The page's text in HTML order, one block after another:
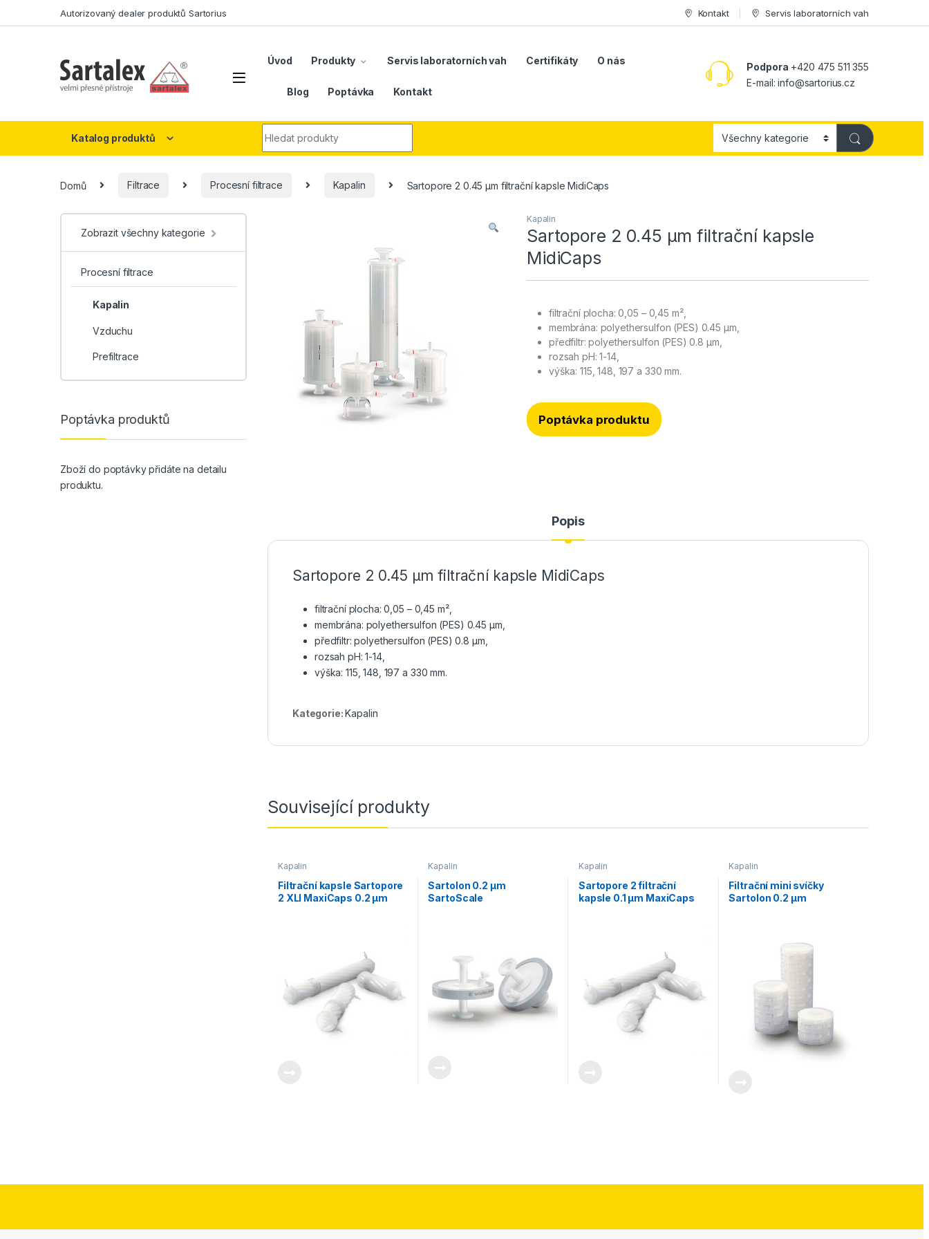
Autorizovaný dealer produktů Sartorius Kontakt Servis laboratorních vah
Úvod Produkty Servis laboratorních vah Certifikáty O nás
Blog Poptávka Kontakt
Podpora +420 475 511 355
E-mail:info@sartorius.cz
Katalog produktů
Domů Filtrace Procesní filtrace Kapalin Sartopore 2 0.45 µm filtrační kapsle MidiCaps
Kapalin
Sartopore 2 0.45 µm filtrační kapsle
MidiCaps
filtrační plocha: 0,05 – 0,45 m²,
membrána: polyethersulfon (PES) 0.45 µm,
předfiltr: polyethersulfon (PES) 0.8 µm,
rozsah pH: 1-14,
výška: 115, 148, 197 a 330 mm.
Poptávka produktu
Popis
Sartopore 2 0.45 µm filtrační kapsle MidiCaps
filtrační plocha: 0,05 – 0,45 m²,
membrána: polyethersulfon (PES) 0.45 µm,
předfiltr: polyethersulfon (PES) 0.8 µm,
rozsah pH: 1-14,
výška: 115, 148, 197 a 330 mm.
Kategorie:Kapalin
Související produkty
Kapalin
Filtrační kapsle Sartopore
2 XLI MaxiCaps 0.2 µm
Kapalin
Sartolon 0.2 µm
SartoScale
Kapalin
Sartopore 2 filtrační
kapsle 0.1 µm MaxiCaps
Kapalin
Filtrační mini svíčky
Sartolon 0.2 µm
Zobrazit všechny kategorie
Procesní filtrace
Kapalin
Vzduchu
Prefiltrace
Poptávka produktů
Zboží do poptávky přidáte na detailu
produktu.